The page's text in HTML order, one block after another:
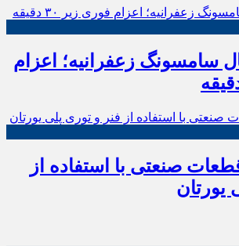
سامسونگ زعفرانیه؛ اعزام
صنعتی با استفاده از
یورتان